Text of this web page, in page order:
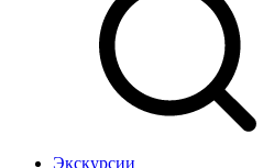
Экскурсии